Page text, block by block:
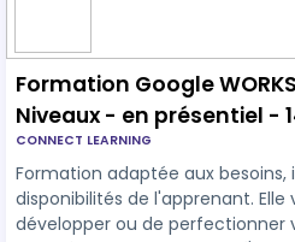
Formation Google
Niveaux - en présentiel -
CONNECT LEARNING
Formation adaptée aux besoins,
disponibilités de l'apprenant. Elle vous permet de
développer ou de perfectionner